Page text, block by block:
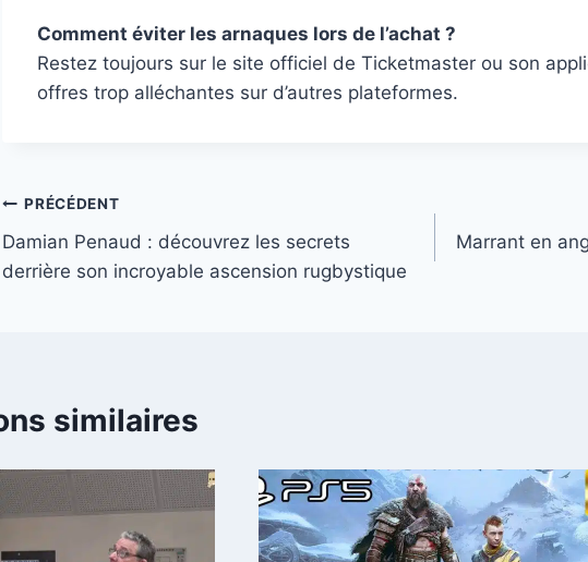
Comment éviter les arnaques lors de l’achat ?
Restez toujours sur le site officiel de Ticketmaster ou son
offres trop alléchantes sur d’autres plateformes.
Navigation
de
PRÉCÉDENT
Damian Penaud : découvrez les secrets
derrière son incroyable ascension rugbystique
Marrant en
similaires